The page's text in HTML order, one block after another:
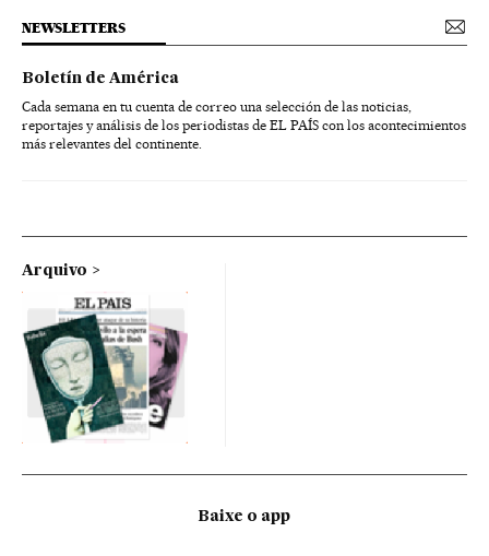
NEWSLETTERS
Boletín de América
Cada semana en tu cuenta de correo una selección de las noticias,
reportajes y análisis de los periodistas de EL PAÍS con los acontecimientos
más relevantes del continente.
Arquivo
Baixe o app